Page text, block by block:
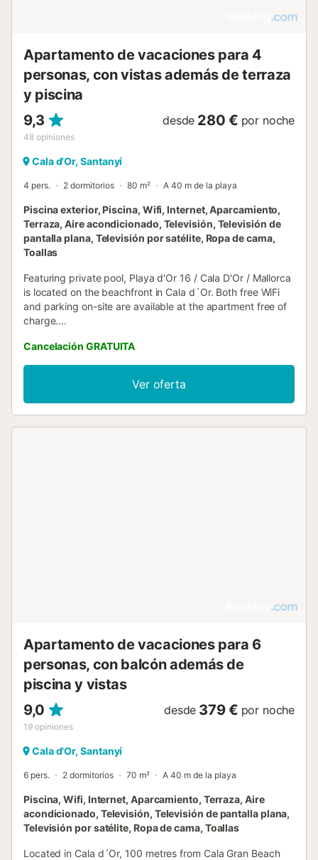
Apartamento de vacaciones para 4
personas, con vistas además de terraza
y piscina
9,3
48 opiniones
desde 280 € por noche
Cala d'Or, Santanyí
4 pers. 2 dormitorios 80 m² A 40 m de la playa
Piscina exterior, Piscina, Wifi, Internet, Aparcamiento,
Terraza, Aire acondicionado, Televisión, Televisión de
pantalla plana, Televisión por satélite, Ropa de cama,
Toallas
Featuring private pool, Playa d'Or 16 / Cala D'Or / Mallorca
is located on the beachfront in Cala d´Or. Both free WiFi
and parking on-site are available at the apartment free of
charge....
Cancelación GRATUITA
Ver oferta
Apartamento de vacaciones para 6
personas, con balcón además de
piscina y vistas
9,0
19 opiniones
desde 379 € por noche
Cala d'Or, Santanyí
6 pers. 2 dormitorios 70 m² A 40 m de la playa
Piscina, Wifi, Internet, Aparcamiento, Terraza, Aire
acondicionado, Televisión, Televisión de pantalla plana,
Televisión por satélite, Ropa de cama, Toallas
Located in Cala d´Or, 100 metres from Cala Gran Beach